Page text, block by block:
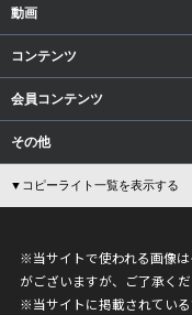
動画
コンテンツ
会員コンテンツ
その他
▼コピーライト一覧を表示する
※当サイトで使われる画像
がございますが、ご了承くだ
※当サイトに掲載されてい